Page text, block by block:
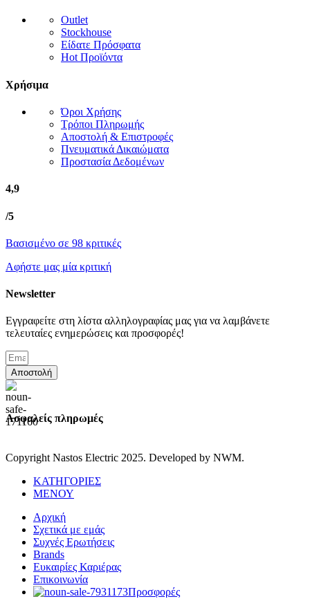
Outlet
Stockhouse
Είδατε Πρόσφατα
Hot Προϊόντα
Χρήσιμα
Όροι Χρήσης
Τρόποι Πληρωμής
Αποστολή & Επιστροφές
Πνευματικά Δικαιώματα
Προστασία Δεδομένων
4,9
/5
Βασισμένο σε 98 κριτικές
Αφήστε μας μία κριτική
Newsletter
Εγγραφείτε στη λίστα αλληλογραφίας μας για να λαμβάνετε
τελευταίες ενημερώσεις και προσφορές!
Αποστολή
Ασφαλείς πληρωμές
Copyright Nastos Electric 2025. Developed by NWM.
ΚΑΤΗΓΟΡΙΕΣ
ΜΕΝΟΥ
Αρχική
Σχετικά με εμάς
Συχνές Ερωτήσεις
Brands
Ευκαιρίες Καριέρας
Επικοινωνία
Προσφορές